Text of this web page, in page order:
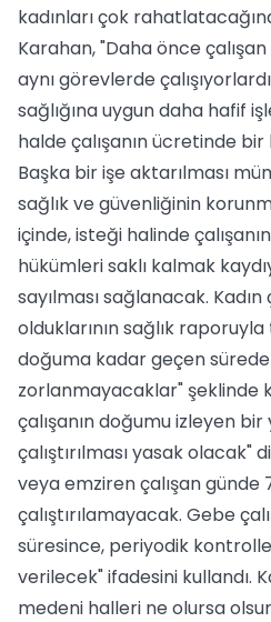
kadınları çok
Karahan, "Daha önce
aynı görevlerde
sağlığına uygun daha hafif
halde çalışanın ücretinde
Başka bir işe aktarılması
sağlık ve güvenliğinin
içinde, isteği halinde
hükümleri saklı kalmak
sayılması sağlanacak.
olduklarının sağlık
doğuma kadar geçen
zorlanmayacaklar" şeklinde
çalışanın doğumu izleyen
çalıştırılması yasak olacak"
veya emziren çalışan günde
çalıştırılamayacak. Gebe
süresince, periyodik
verilecek" ifadesini kullandı.
medeni halleri ne olursa